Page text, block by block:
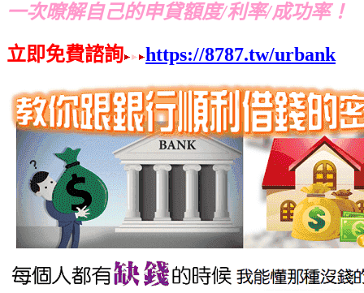
一次暸解自己的申貸額度/利率/成功率！
立即免費諮詢
https://8787.tw/urbank